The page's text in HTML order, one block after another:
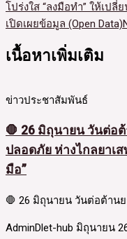
โปร่งใส “ลงมือทำ” ให้เป
เปิดเผยข้อมูล (Open Data)
เนื้อหาเพิ่มเติม
ข่าวประชาสัมพันธ์
🛑 26 มิถุนายน วันต่อ
ปลอดภัย ห่างไกลยาเ
มือ”
🛑 26 มิถุนายน วันต่อต้านย
AdminDlet-hub มิถุนายน